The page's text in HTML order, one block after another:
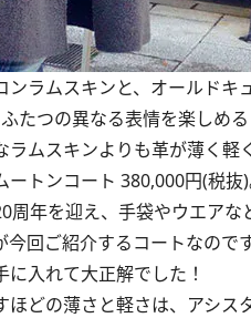
ンラムスキンと、オールドキ
たつの異なる表情を楽しめ
ムスキンよりも革が薄く軽
トンコート 380,000円(税抜)
年を迎え、手袋やウエア
回ご紹介するコートなの
に入れて大正解でした！
どの薄さと軽さは、アシ